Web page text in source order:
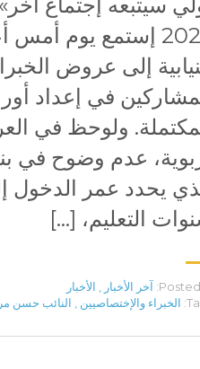
2023 إستمع يوم
إلى عروض
في إعداد
ولوحظ في
عدم وضوح في
يحدد عمر الدخول
التعليم، […]
Posted آخر الأخبار
الأخبار
الخبراء والإختصاصيين النائب حسن